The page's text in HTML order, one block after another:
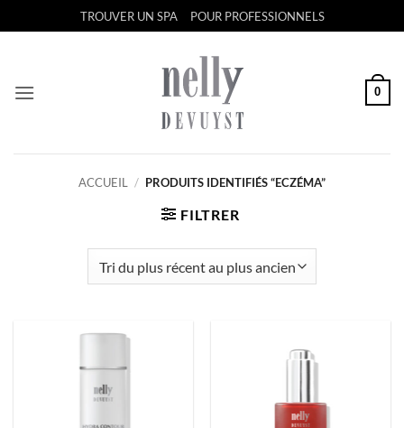
au
TROUVER UN SPA POUR PROFESSIONNELS
0
ACCUEIL / PRODUITS IDENTIFIÉS “ECZÉMA”
FILTRER